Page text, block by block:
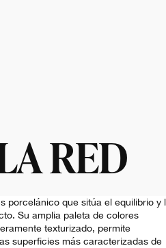
RED
porcelánico que sitúa el equilibrio y
Su amplia paleta de colores
texturizado, permite
superficies más caracterizadas de